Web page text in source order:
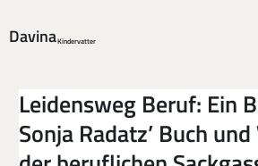
DavinaKindervatter
Leidensweg Beruf: Ein
Sonja Radatz’ Buch